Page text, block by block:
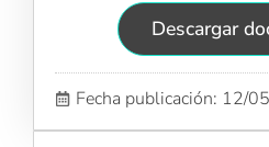
Descargar
Fecha publicación: 12/